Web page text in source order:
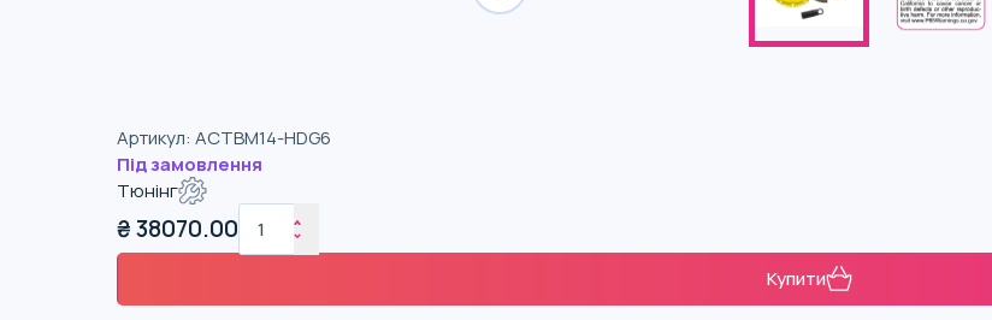
Артикул: ACTBM14-HDG6
Під замовлення
Тюнінг
₴38070.00
Купити